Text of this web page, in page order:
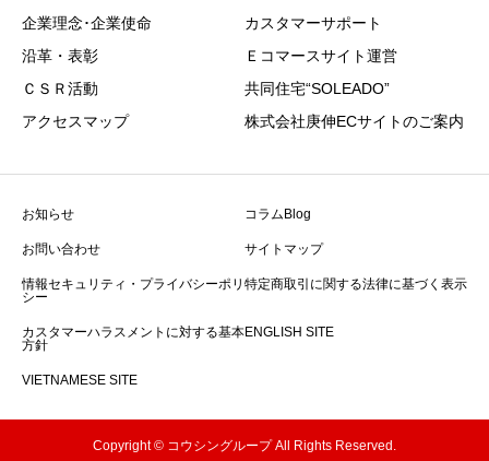
企業理念･企業使命
沿革・表彰
ＣＳＲ活動
アクセスマップ
カスタマーサポート
Ｅコマースサイト運営
共同住宅“SOLEADO”
株式会社庚伸ECサイトのご案内
お知らせ コラムBlog
お問い合わせ サイトマップ
情報セキュリティ・プライバシーポリ
シー
特定商取引に関する法律に基づく表示
カスタマーハラスメントに対する基本
方針
ENGLISH SITE
VIETNAMESE SITE
Copyright © コウシングループ All Rights Reserved.